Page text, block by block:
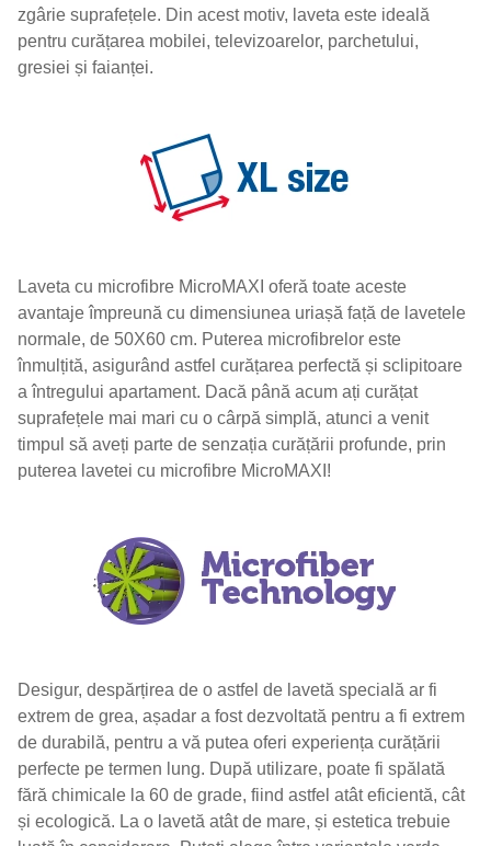
zgârie suprafețele. Din acest motiv, laveta este ideală
pentru curățarea mobilei, televizoarelor, parchetului,
gresiei și faianței.
Laveta cu microfibre MicroMAXI oferă toate aceste
avantaje împreună cu dimensiunea uriașă față de lavetele
normale, de 50X60 cm. Puterea microfibrelor este
înmulțită, asigurând astfel curățarea perfectă și sclipitoare
a întregului apartament. Dacă până acum ați curățat
suprafețele mai mari cu o cârpă simplă, atunci a venit
timpul să aveți parte de senzația curățării profunde, prin
puterea lavetei cu microfibre MicroMAXI!
Desigur, despărțirea de o astfel de lavetă specială ar fi
extrem de grea, așadar a fost dezvoltată pentru a fi extrem
de durabilă, pentru a vă putea oferi experiența curățării
perfecte pe termen lung. După utilizare, poate fi spălată
fără chimicale la 60 de grade, fiind astfel atât eficientă, cât
și ecologică. La o lavetă atât de mare, și estetica trebuie